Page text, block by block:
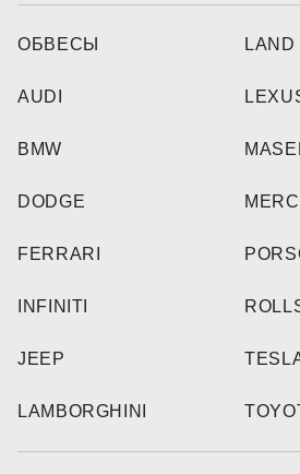
ОБВЕСЫ
AUDI
BMW
DODGE
FERRARI
INFINITI
JEEP
LAMBORGHINI
LAND